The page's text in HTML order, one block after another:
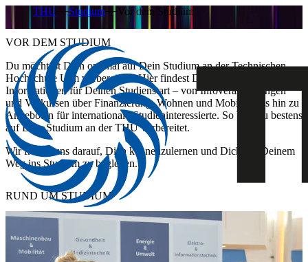
THU Studium Vor dem Studium
VOR DEM STUDIUM
Du möchtest Dich optimal auf Dein Studium an der Technischen
Hochschule Ulm vorbereiten? Hier findest Du alle wichtigen
Informationen für Deinen Studienstart – von Infoveranstaltungen
und Vorkursen über Finanzierung, Wohnen und Mobilität bis hin zu
Angeboten für internationale Studieninteressierte. So bist Du bestens
auf Dein Studium an der THU vorbereitet.
Wir freuen uns darauf, Dich kennenzulernen und Dich auf Deinem
Weg ins Studium zu begleiten.
RUND UM STUDIUM